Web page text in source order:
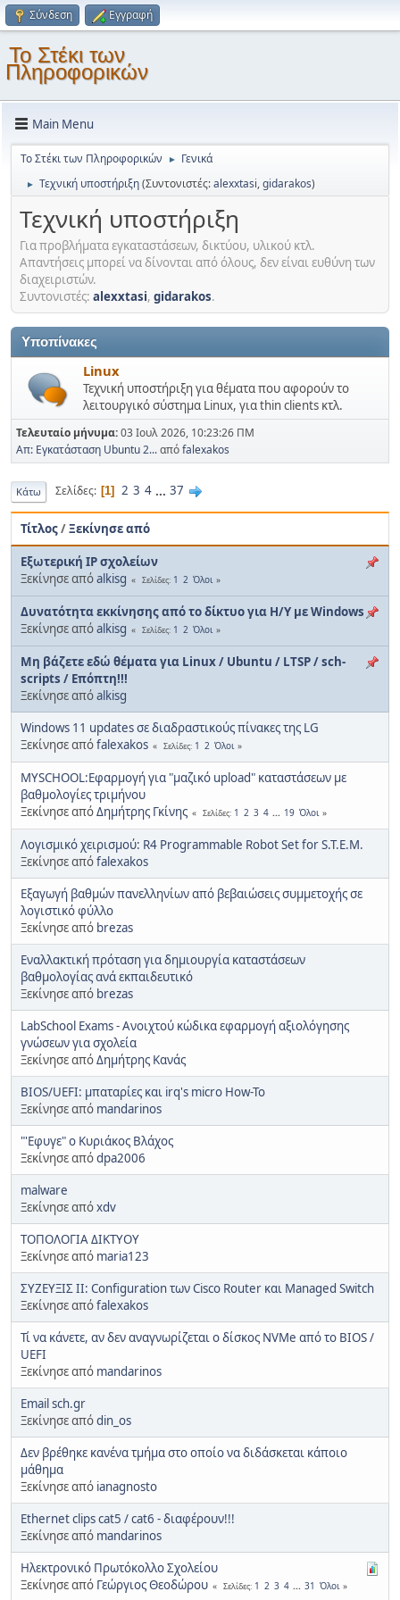
Σύνδεση Εγγραφή
Το Στέκι των
Πληροφορικών
Main Menu
Το Στέκι των Πληροφορικών ► Γενικά
► Τεχνική υποστήριξη(Συντονιστές:alexxtasi,gidarakos)
Τεχνική υποστήριξη
Για προβλήματα εγκαταστάσεων, δικτύου, υλικού κτλ.
Απαντήσεις μπορεί να δίνονται από όλους, δεν είναι ευθύνη των
διαχειριστών.
Συντονιστές: alexxtasi, gidarakos.
Υποπίνακες
Linux
Τεχνική υποστήριξη για θέματα που αφορούν το
λειτουργικό σύστημα Linux, για thin clients κτλ.
Τελευταίο μήνυμα:03 Ιουλ 2026, 10:23:26 ΠΜ
Απ: Εγκατάσταση Ubuntu 2...απόfalexakos
Κάτω Σελίδες 1 2 3 4 ... 37
Τίτλος/Ξεκίνησε από
Εξωτερική IP σχολείων
Ξεκίνησε απόalkisg Σελίδες 1 2 Όλοι
Δυνατότητα εκκίνησης από το δίκτυο για Η/Υ με Windows
Ξεκίνησε απόalkisg Σελίδες 1 2 Όλοι
Μη βάζετε εδώ θέματα για Linux / Ubuntu / LTSP / sch-
scripts / Επόπτη!!!
Ξεκίνησε απόalkisg
Windows 11 updates σε διαδραστικούς πίνακες της LG
Ξεκίνησε απόfalexakos Σελίδες 1 2 Όλοι
MYSCHOOL:Εφαρμογή για "μαζικό upload" καταστάσεων με
βαθμολογίες τριμήνου
Ξεκίνησε απόΔημήτρης Γκίνης Σελίδες 1 2 3 4 ... 19 Όλοι
Λογισμικό χειρισμού: R4 Programmable Robot Set for S.T.E.M.
Ξεκίνησε απόfalexakos
Εξαγωγή βαθμών πανελληνίων από βεβαιώσεις συμμετοχής σε
λογιστικό φύλλο
Ξεκίνησε από brezas
Εναλλακτική πρόταση για δημιουργία καταστάσεων
βαθμολογίας ανά εκπαιδευτικό
Ξεκίνησε από brezas
LabSchool Exams - Ανοιχτού κώδικα εφαρμογή αξιολόγησης
γνώσεων για σχολεία
Ξεκίνησε απόΔημήτρης Κανάς
BIOS/UEFI: μπαταρίες και irq's micro How-To
Ξεκίνησε από mandarinos
"'Εφυγε" ο Κυριάκος Βλάχος
Ξεκίνησε απόdpa2006
malware
Ξεκίνησε απόxdv
ΤΟΠΟΛΟΓΙΑ ΔΙΚΤΥΟΥ
Ξεκίνησε από maria123
ΣΥΖΕΥΞΙΣ ΙΙ: Configuration των Cisco Router και Managed Switch
Ξεκίνησε απόfalexakos
Τί να κάνετε, αν δεν αναγνωρίζεται ο δίσκος NVMe από το BIOS /
UEFI
Ξεκίνησε από mandarinos
Email sch.gr
Ξεκίνησε απόdin_os
Δεν βρέθηκε κανένα τμήμα στο οποίο να διδάσκεται κάποιο
μάθημα
Ξεκίνησε από ianagnosto
Ethernet clips cat5 / cat6 - διαφέρουν!!!
Ξεκίνησε από mandarinos
Ηλεκτρονικό Πρωτόκολλο Σχολείου
Ξεκίνησε από Γεώργιος Θεοδώρου Σελίδες 1 2 3 4 ... 31 Όλοι